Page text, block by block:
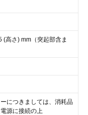
高さ) mm（突起部含ま
につきましては、消耗品
源に接続の上